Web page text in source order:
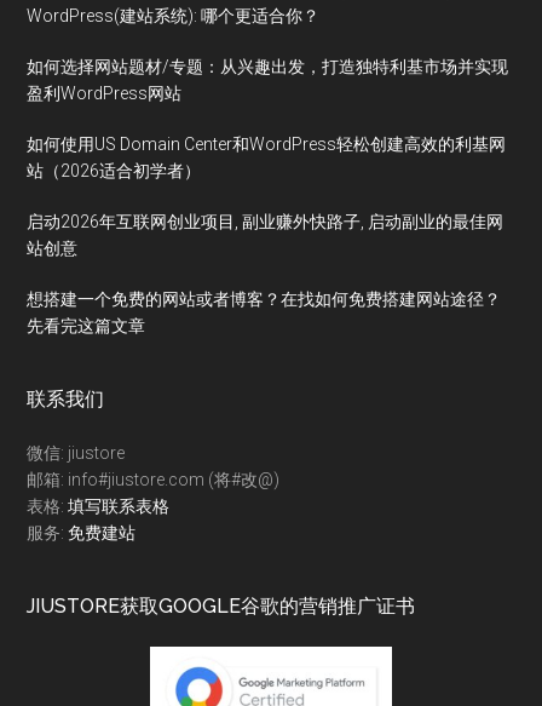
WordPress(建站系统): 哪个更适合你？
如何选择网站题材/专题：从兴趣出发，打造独特利基市场并实现
盈利WordPress网站
如何使用US Domain Center和WordPress轻松创建高效的利基网
站（2026适合初学者）
启动2026年互联网创业项目, 副业赚外快路子, 启动副业的最佳网
站创意
想搭建一个免费的网站或者博客？在找如何免费搭建网站途径？
先看完这篇文章
联系我们
微信: jiustore
邮箱: info#jiustore.com (将#改@)
表格:填写联系表格
服务:免费建站
JIUSTORE获取GOOGLE谷歌的营销推广证书